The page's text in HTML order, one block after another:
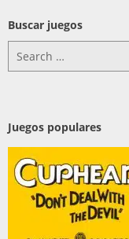
Buscar juegos
for:
Juegos populares